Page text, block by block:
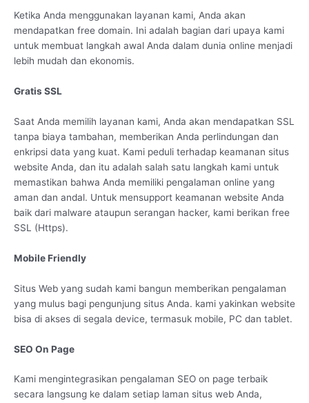
Ketika Anda menggunakan layanan kami, Anda akan
mendapatkan free domain. Ini adalah bagian dari upaya kami
untuk membuat langkah awal Anda dalam dunia online menjadi
lebih mudah dan ekonomis.
Gratis SSL
Saat Anda memilih layanan kami, Anda akan mendapatkan SSL
tanpa biaya tambahan, memberikan Anda perlindungan dan
enkripsi data yang kuat. Kami peduli terhadap keamanan situs
website Anda, dan itu adalah salah satu langkah kami untuk
memastikan bahwa Anda memiliki pengalaman online yang
aman dan andal. Untuk mensupport keamanan website Anda
baik dari malware ataupun serangan hacker, kami berikan free
SSL (Https).
Mobile Friendly
Situs Web yang sudah kami bangun memberikan pengalaman
yang mulus bagi pengunjung situs Anda. kami yakinkan website
bisa di akses di segala device, termasuk mobile, PC dan tablet.
SEO On Page
Kami mengintegrasikan pengalaman SEO on page terbaik
secara langsung ke dalam setiap laman situs web Anda,